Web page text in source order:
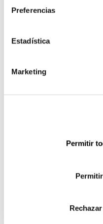
Preferencias
Estadística
Marketing
Permitir
conformidad con
SEGURIDAD Y
informativo entre los
información acerca
ENTIENDO Y
datos tal y como se